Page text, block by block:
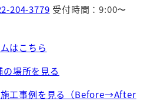
204-3779 受付時間：9:00〜
はこちら
場所を見る
工事例を見る（Before→After